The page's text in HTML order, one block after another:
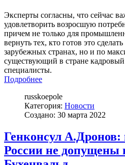
Эксперты согласны, что сейчас
удовлетворить возросшую
причем не только для
вернуть тех, кто готов это
зарубежных странах, но и по
существующий в стране кадровый
специалисты.
Подробнее
russkoepole
Категория: Новости
Создано: 30 марта 2022
Генконсул А.Дронов:
России не допущены